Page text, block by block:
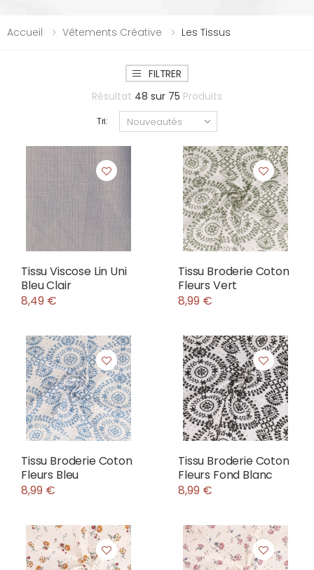
Accueil Vêtements Créative Les Tissus
FILTRER
Résultat 48 sur 75 Produits
Tri:
Tissu Viscose Lin Uni
Bleu Clair
8,49 €
Tissu Broderie Coton
Fleurs Vert
8,99 €
Tissu Broderie Coton
Fleurs Bleu
8,99 €
Tissu Broderie Coton
Fleurs Fond Blanc
8,99 €